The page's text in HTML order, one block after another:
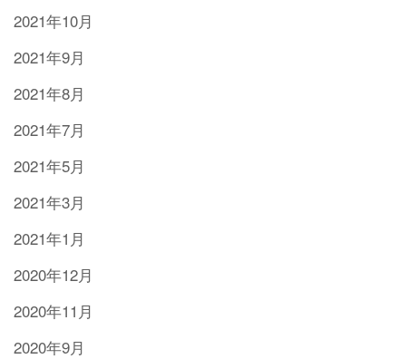
2021年10月
2021年9月
2021年8月
2021年7月
2021年5月
2021年3月
2021年1月
2020年12月
2020年11月
2020年9月